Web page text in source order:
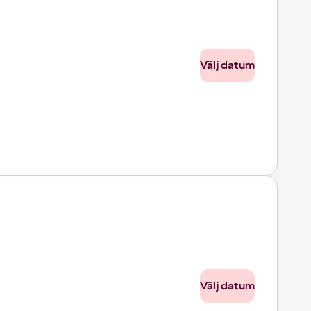
Välj datum
Välj datum